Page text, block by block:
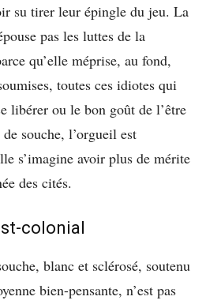
su tirer leur épingle du jeu. La
pas les luttes de la
qu’elle méprise, au fond,
toutes ces idiotes qui
libérer ou le bon goût de l’être
souche, l’orgueil est
s’imagine avoir plus de mérite
des cités.
colonial
blanc et sclérosé, soutenu
bien-pensante, n’est pas